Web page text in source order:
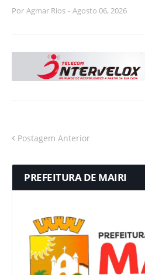
Por Agmar Rios - Agosto 06, 2026
Postagem Anterior
PREFEITURA DE MAIRI